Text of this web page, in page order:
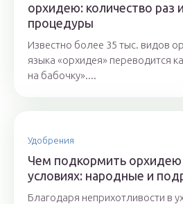
орхидею: количество раз
процедуры
Известно более 35 тыс. видов
языка «орхидея» переводится
на бабочку»....
Удобрения
Чем подкормить
условиях: народные и
Благодаря неприхотливости в